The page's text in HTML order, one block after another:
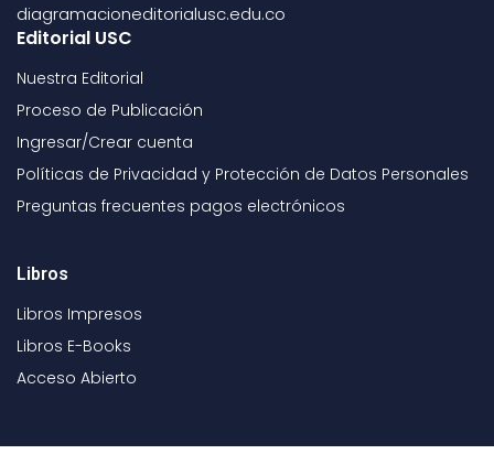
diagramacioneditorialusc.edu.co
Editorial USC
Nuestra Editorial
Proceso de Publicación
Ingresar/Crear cuenta
Políticas de Privacidad y Protección de Datos Personales
Preguntas frecuentes pagos electrónicos
Libros
Libros Impresos
Libros E-Books
Acceso Abierto